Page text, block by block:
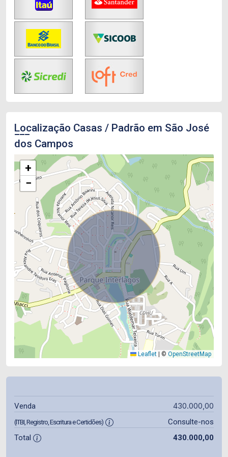
Localização Casas / Padrão em São José
dos Campos
+
−
Leaflet © OpenStreetMap
Venda 430.000,00
(ITBI, Registro, Escritura e Certidões)
Consulte-nos
Total
430.000,00